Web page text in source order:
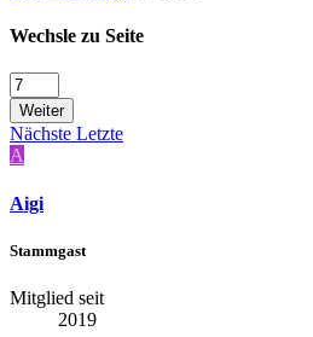
Wechsle zu Seite
Weiter
Nächste Letzte
A
Aigi
Stammgast
Mitglied seit
2019